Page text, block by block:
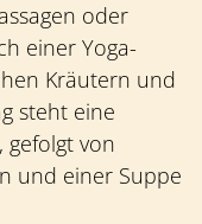
oder
einer Yoga-
Kräutern und
steht eine
von
und einer Suppe